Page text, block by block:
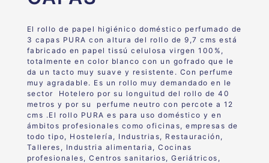
El rollo de papel higiénico doméstico perfumado de
3 capas PURA con altura del rollo de 9,7 cms está
fabricado en papel tissú celulosa virgen 100%,
totalmente en color blanco con un gofrado que le
da un tacto muy suave y resistente. Con perfume
muy agradable. Es un rollo muy demandado en le
sector Hotelero por su longuitud del rollo de 40
metros y por su perfume neutro con percote a 12
cms .El rollo PURA es para uso doméstico y en
ámbitos profesionales como oficinas, empresas de
todo tipo, Hostelería, Industrias, Restauración,
Talleres, Industria alimentaria, Cocinas
profesionales, Centros sanitarios, Geriátricos,